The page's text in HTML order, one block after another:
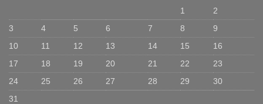
1
2
3
4 5 6 7 8
9
10
11 12 13 14 15
16
17
18 19 20 21 22
23
24
25 26 27 28 29
30
31